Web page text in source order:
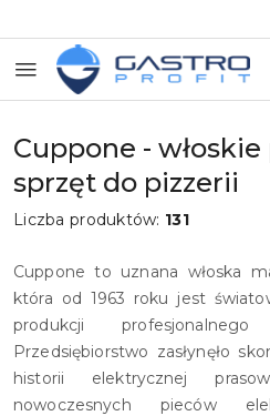
Cuppone -
sprzęt do pizzerii
Liczba produktów: 131
Cuppone to uznana włoska
która od 1963 roku jest
produkcji
Przedsiębiorstwo zasłynęło
historii elektrycznej
nowoczesnych pieców